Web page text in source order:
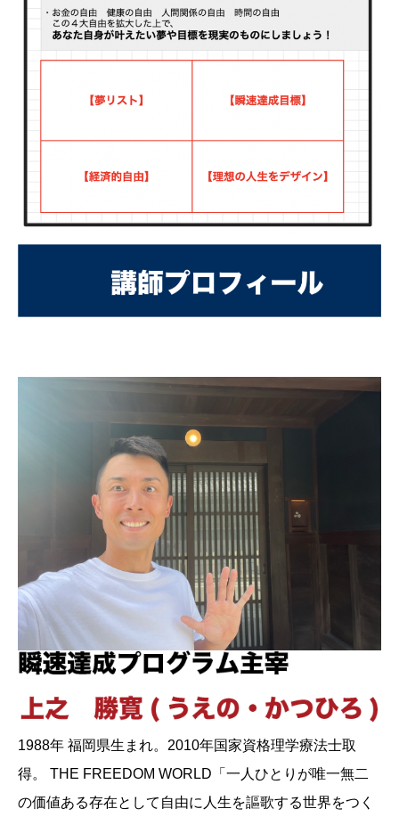
1988年 福岡県生まれ。2010年国家資格理学療法士取
得。 THE FREEDOM WORLD「一人ひとりが唯一無二
の価値ある存在として自由に人生を謳歌する世界をつく